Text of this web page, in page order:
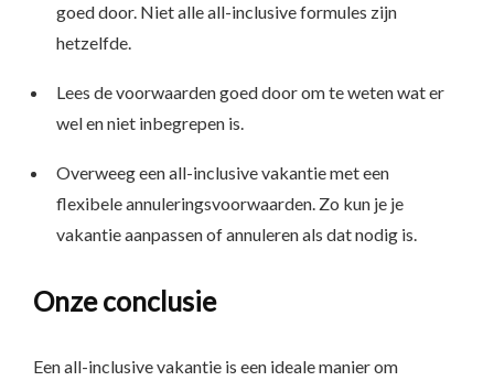
goed door. Niet alle all-inclusive formules zijn
hetzelfde.
Lees de voorwaarden goed door om te weten wat er
wel en niet inbegrepen is.
Overweeg een all-inclusive vakantie met een
flexibele annuleringsvoorwaarden. Zo kun je je
vakantie aanpassen of annuleren als dat nodig is.
Onze conclusie
Een all-inclusive vakantie is een ideale manier om